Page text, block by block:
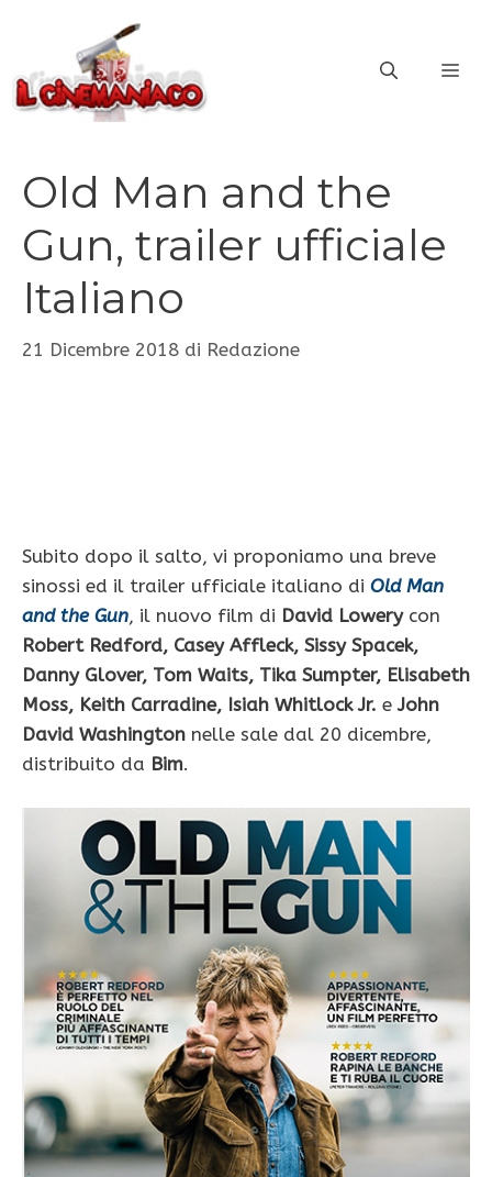
contenuto
Old Man and the
Gun, trailer ufficiale
Italiano
21 Dicembre 2018 di Redazione
Subito dopo il salto, vi proponiamo una breve
sinossi ed il trailer ufficiale italiano di Old Man
and the Gun, il nuovo film di David Lowerycon
Robert Redford, Casey Affleck, Sissy Spacek,
Danny Glover, Tom Waits, Tika Sumpter, Elisabeth
Moss, Keith Carradine, Isiah Whitlock Jr. e John
David Washington nelle sale dal 20 dicembre,
distribuito da Bim.